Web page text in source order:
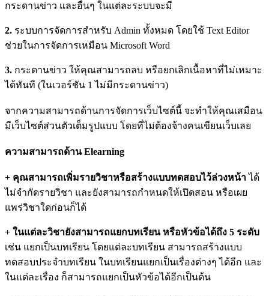
กระดานข่าว และอื่นๆ ในแต่ละระบบจะมี
2. ระบบการจัดการสำหรับ Admin ทั้งหมด โดยใช้ Text Editor
ช่วยในการจัดการเหมือน Microsoft Word
3. กระดานข่าว ให้คุณสามารถลบ หรือยกเลิกเนื้อหาที่ไม่เหมาะ
ได้ทันที (ในเวอร์ชัน 1 ไม่มีกระดานข่าว)
จากความสามารถด้านการจัดการเว็บไซต์นี้ จะทำให้คุณเสมือน
มีเว็บไซต์ส่วนตัวเต็มรูปแบบ โดยที่ไม่ต้องจ้างคนเขียนเว็บเลย
ความสามารถด้าน Elearning
+ คุณสามารถเพิ่มรายวิชาหรือสร้างแบบทดสอบไว้ล่วงหน้า ได้
ไม่จำกัดรายวิชา และยังสามารถกำหนดให้เปิดสอน หรือเผย
แพร่วิชาใดก่อนก็ได้
+ ในแต่ละวิชายังสามารถแยกบทเรียน หรือหัวข้อได้ถึง 5 ระดับ
เช่น แยกเป็นบทเรียน โดยแต่ละบทเรียน สามารถสร้างแบบ
ทดสอบประจำบทเรียน ในบทเรียนแยกเป็นเรื่องต่างๆ ได้อีก และ
ในแต่ละเรื่อง ก็สามารถแยกเป็นหัวข้อได้อีกเป็นต้น